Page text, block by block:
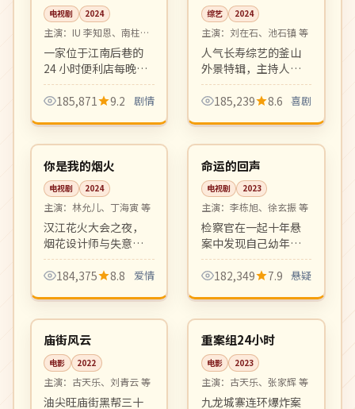
电视剧 2024
主演： IU 李知恩、南柱赫
一家位于江南后巷的
24 小时便利店每晚迎
来形形色色的客人，
深夜的咖啡与泡面之
解与温暖的小故事。
治愈系群像剧的清新
之作。
185,871 9.2 剧情
综艺 2024
主演： 刘在石、池石镇 等
人气长寿综艺的釜山
外景特辑，主持人团
队挑战海云台、广安
里夜市等地标的极限
奏明快。
185,239 8.6 喜剧
韩国
热播 10:16
你是我的烟火
电视剧 2024
主演： 林允儿、丁海寅 等
汉江花火大会之夜，
烟花设计师与失意编
剧因一场误会相识。
围绕梦想、家庭与情
爱剧，金句频出，
OST 大爆。
184,375 8.8 爱情
韩国
4K 12:25
命运的回声
电视剧 2023
主演： 李栋旭、徐玄振 等
检察官在一起十年悬
案中发现自己幼年记
忆的诡异回响，每一
次接近真相都会触发
转密集，悬疑迷必看
的硬核韩剧。
182,349 7.9 悬疑
中国
4K 99:21
庙街风云
电影 2022
主演： 古天乐、刘青云 等
油尖旺庙街黑帮三十
中国
院线 99:55
重案组24小时
电影 2023
主演： 古天乐、张家辉 等
九龙城寨连环爆炸案